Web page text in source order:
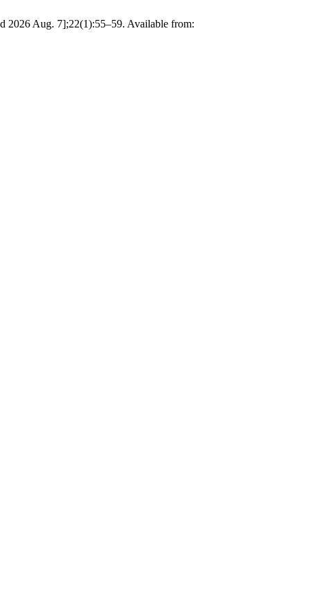
2026 Aug. 7];22(1):55–59. Available from: